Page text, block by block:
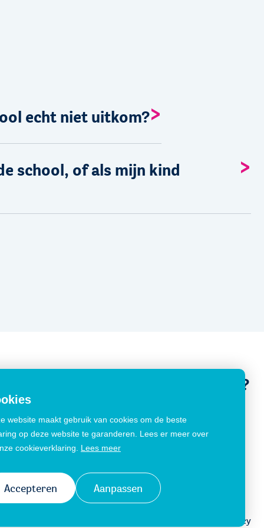
website maakt gebruik van cookies om de beste
op deze website te garanderen. Lees er meer over
cookieverklaring. Lees meer
Accepteren Aanpassen
echt niet uitkom?
school, of als mijn kind
Een vraag stellen?
Privacy